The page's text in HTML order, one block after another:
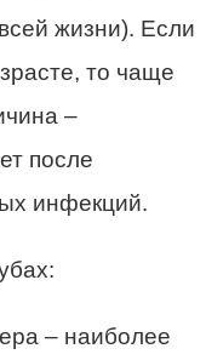
жизни). Если
то чаще
–
после
инфекций.
– наиболее